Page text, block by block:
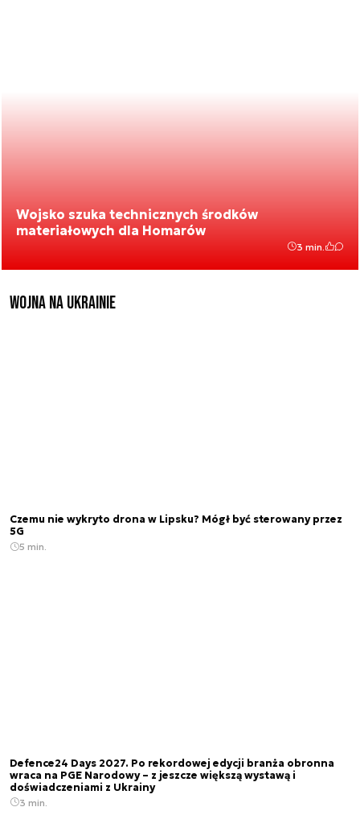
Wojsko szuka technicznych środków
materiałowych dla Homarów
3 min.
Wojna na Ukrainie
Czemu nie wykryto drona w Lipsku? Mógł być sterowany przez
5G
5 min.
Defence24 Days 2027. Po rekordowej edycji branża obronna
wraca na PGE Narodowy – z jeszcze większą wystawą i
doświadczeniami z Ukrainy
3 min.